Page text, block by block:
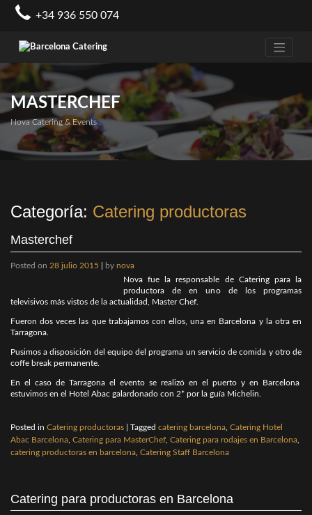
+34 936 550 074
MASTERCHEF
Nova Catering & Events
Categoría: Catering productoras
Masterchef
Posted on 28 julio 2015 by nova
Nova fue la responsable de Catering para la
productora de en uno de los programas
televisivos más vistos de la actualidad, Master Chef.
Fueron dos veces las que trabajamos con ellos, una en Barcelona y la otra en
Tarragona.
Pusimos a disposición del equipo del programa un servicio de comida y otro de
coffe break permanente.
En el caso de Tarragona el evento se realizó en el puerto y en Barcelona
estuvimos en el Hotel Abac galardonado con 2* por la guía Michelin.
Posted in Catering productoras Tagged catering barcelona Catering Hotel
Abac Barcelona Catering para MasterChef Catering para rodajes en Barcelona
catering productoras en barcelona Catering Staff Barcelona
Catering para productoras en Barcelona